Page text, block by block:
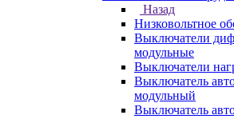
Назад
Низковольтное
Выключатели
модульные
Выключатели
Выключатель
модульный
Выключатель